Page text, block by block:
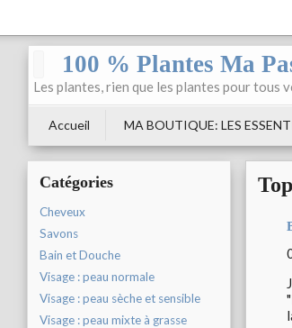
100 % Plantes Ma
Les plantes, rien que les plantes pour tous
Accueil MA BOUTIQUE: LES
Catégories
Cheveux
Savons
Bain et Douche
Visage : peau normale
Visage : peau sèche et sensible
Visage : peau mixte à grasse